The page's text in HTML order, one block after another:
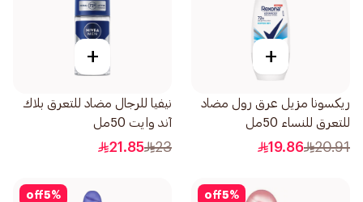
+
ريكسونا مزيل عرق رول مضاد
للتعرق للنساء 50مل
20.91
19.86
+
نيفيا للرجال مضاد للتعرق بلاك
آند وايت 50مل
23
21.85
5%
off
5%
off